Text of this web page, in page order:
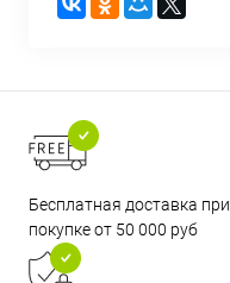
Бесплатная доставка при
покупке от 50 000 руб